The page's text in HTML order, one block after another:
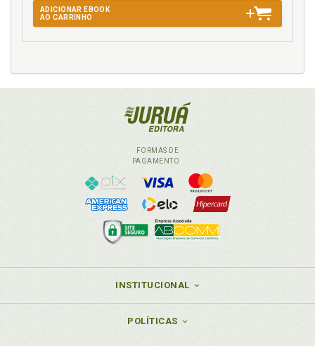
ADICIONAR EBOOK
AO CARRINHO
FORMAS DE
PAGAMENTO
INSTITUCIONAL
POLÍTICAS